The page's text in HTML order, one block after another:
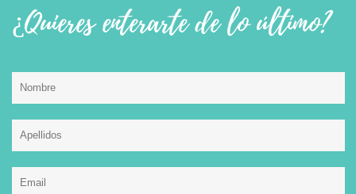
¿Quieres enterarte de lo último?